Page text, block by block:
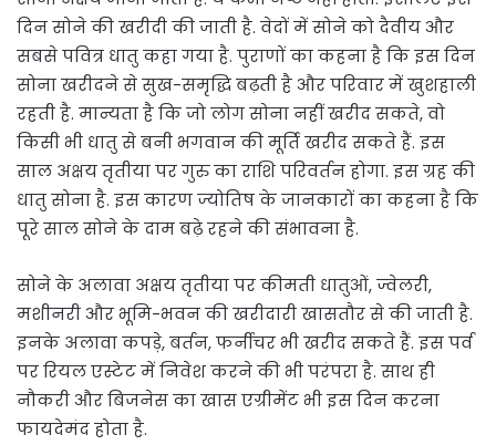
दिन सोने की खरीदी की जाती है. वेदों में सोने को दैवीय और
सबसे पवित्र धातु कहा गया है. पुराणों का कहना है कि इस दिन
सोना खरीदने से सुख-समृद्धि बढ़ती है और परिवार में खुशहाली
रहती है. मान्यता है कि जो लोग सोना नहीं खरीद सकते, वो
किसी भी धातु से बनी भगवान की मूर्ति खरीद सकते हैं. इस
साल अक्षय तृतीया पर गुरु का राशि परिवर्तन होगा. इस ग्रह की
धातु सोना है. इस कारण ज्योतिष के जानकारों का कहना है कि
पूरे साल सोने के दाम बढ़े रहने की संभावना है.
सोने के अलावा अक्षय तृतीया पर कीमती धातुओं, ज्वेलरी,
मशीनरी और भूमि-भवन की खरीदारी खासतौर से की जाती है.
इनके अलावा कपड़े, बर्तन, फर्नीचर भी खरीद सकते हैं. इस पर्व
पर रियल एस्टेट में निवेश करने की भी परंपरा है. साथ ही
नौकरी और बिजनेस का खास एग्रीमेंट भी इस दिन करना
फायदेमंद होता है.